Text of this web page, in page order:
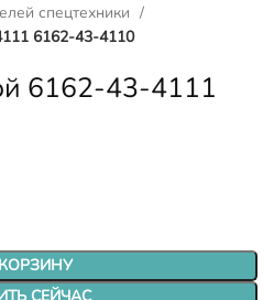
спецтехники
6162-43-4110
6162-43-4111
СЕЙЧАС